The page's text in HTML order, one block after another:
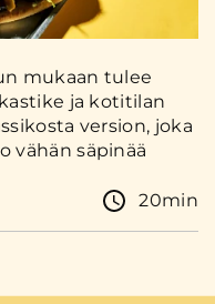
mukaan tulee
ja kotitilan
version, joka
vähän säpinää
20min